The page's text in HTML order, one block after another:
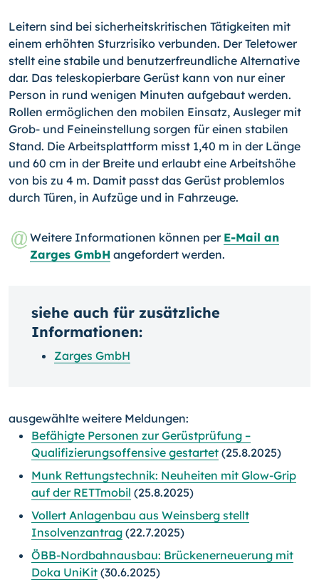
Leitern sind bei sicherheitskritischen Tätigkeiten mit
einem erhöhten Sturzrisiko verbunden. Der Teletower
stellt eine stabile und benutzerfreundliche Alternative
dar. Das teleskopierbare Gerüst kann von nur einer
Person in rund wenigen Minuten aufgebaut werden.
Rollen ermöglichen den mobilen Einsatz, Ausleger mit
Grob- und Feineinstellung sorgen für einen stabilen
Stand. Die Arbeitsplattform misst 1,40 m in der Länge
und 60 cm in der Breite und erlaubt eine Arbeitshöhe
von bis zu 4 m. Damit passt das Gerüst problemlos
durch Türen, in Aufzüge und in Fahrzeuge.
Weitere Informationen können per E-Mail an
Zarges GmbH angefordert werden.
siehe auch für zusätzliche
Informationen:
Zarges GmbH
ausgewählte weitere Meldungen:
Befähigte Personen zur Gerüstprüfung –
Qualifizierungsoffensive gestartet (25.8.2025)
Munk Rettungstechnik: Neuheiten mit Glow-Grip
auf der RETTmobil (25.8.2025)
Vollert Anlagenbau aus Weinsberg stellt
Insolvenzantrag (22.7.2025)
ÖBB-Nordbahnausbau: Brückenerneuerung mit
Doka UniKit (30.6.2025)